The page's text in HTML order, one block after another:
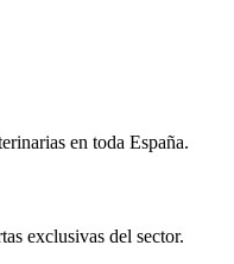
en toda España.
exclusivas del sector.